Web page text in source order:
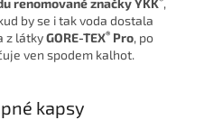
renomované značky YKK ,
by se i tak voda dostala
z látkyGORE-TEX® Pro, po
ven spodem kalhot.
kapsy